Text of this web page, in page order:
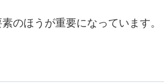
のほうが重要になっています。